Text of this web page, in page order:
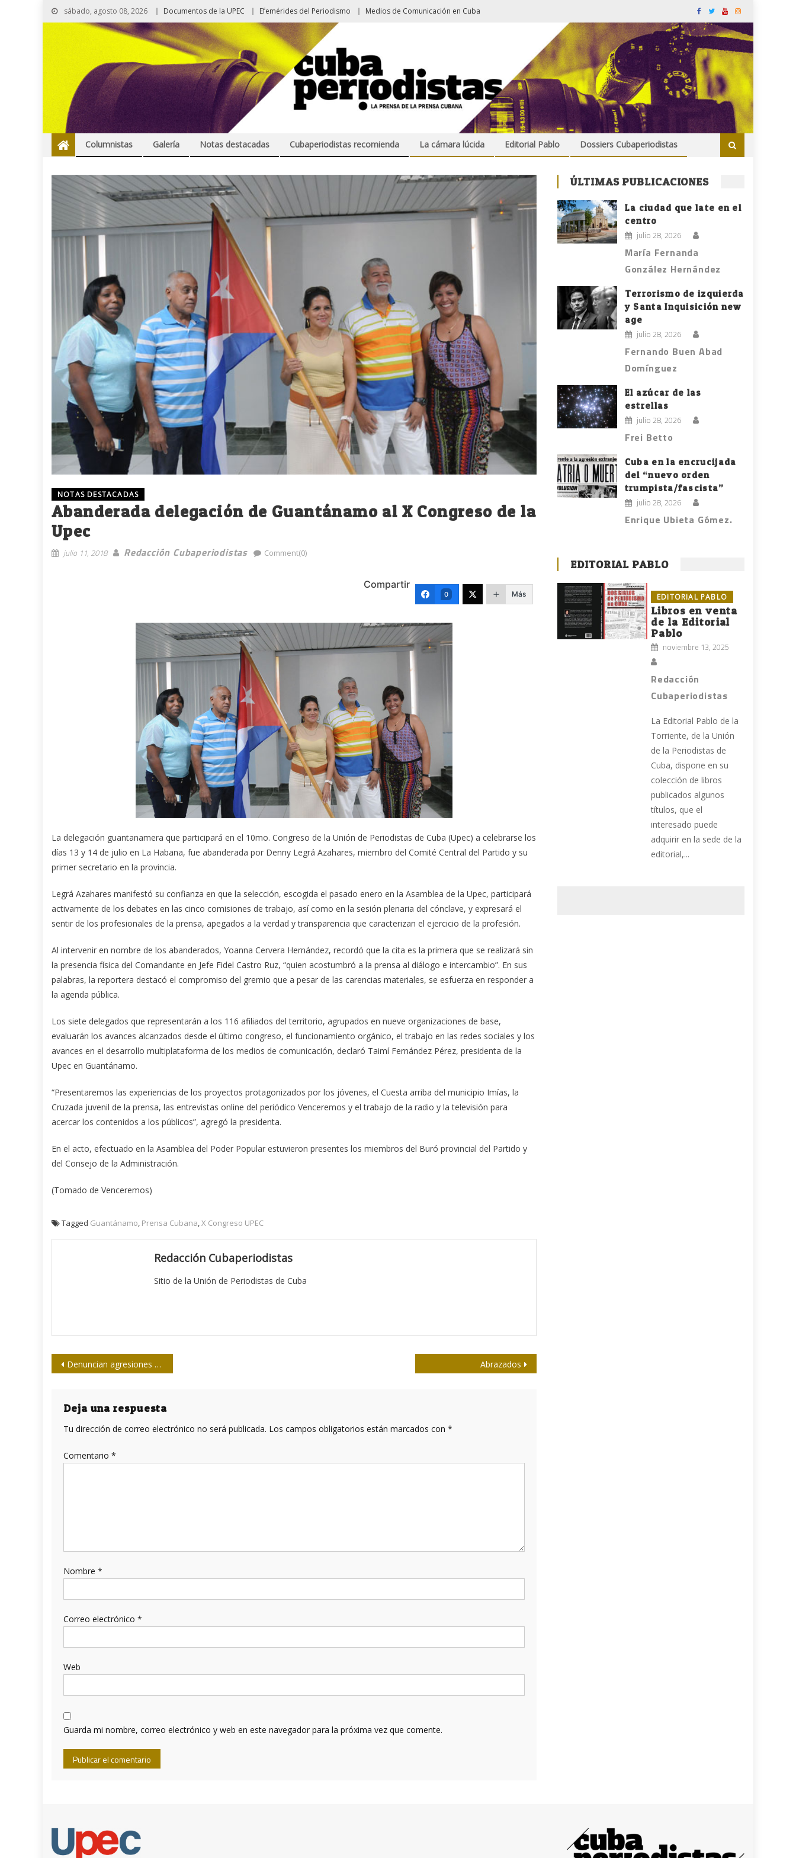
sábado, agosto 08, 2026 Documentos de la UPEC Efemérides del Periodismo Medios de Comunicación en Cuba
Columnistas Galería Notas destacadas Cubaperiodistas recomienda La cámara lúcida Editorial Pablo Dossiers Cubaperiodistas
NOTAS DESTACADAS
Abanderada delegación de Guantánamo al X Congreso de la
Upec
julio 11, 2018 Redacción Cubaperiodistas Comment(0)
Compartir
0 Más
La delegación guantanamera que participará en el 10mo. Congreso de la Unión de Periodistas de Cuba (Upec) a celebrarse los
días 13 y 14 de julio en La Habana, fue abanderada por Denny Legrá Azahares, miembro del Comité Central del Partido y su
primer secretario en la provincia.
Legrá Azahares manifestó su confianza en que la selección, escogida el pasado enero en la Asamblea de la Upec, participará
activamente de los debates en las cinco comisiones de trabajo, así como en la sesión plenaria del cónclave, y expresará el
sentir de los profesionales de la prensa, apegados a la verdad y transparencia que caracterizan el ejercicio de la profesión.
Al intervenir en nombre de los abanderados, Yoanna Cervera Hernández, recordó que la cita es la primera que se realizará sin
la presencia física del Comandante en Jefe Fidel Castro Ruz, “quien acostumbró a la prensa al diálogo e intercambio”. En sus
palabras, la reportera destacó el compromiso del gremio que a pesar de las carencias materiales, se esfuerza en responder a
la agenda pública.
Los siete delegados que representarán a los 116 afiliados del territorio, agrupados en nueve organizaciones de base,
evaluarán los avances alcanzados desde el último congreso, el funcionamiento orgánico, el trabajo en las redes sociales y los
avances en el desarrollo multiplataforma de los medios de comunicación, declaró Taimí Fernández Pérez, presidenta de la
Upec en Guantánamo.
“Presentaremos las experiencias de los proyectos protagonizados por los jóvenes, el Cuesta arriba del municipio Imías, la
Cruzada juvenil de la prensa, las entrevistas online del periódico Venceremos y el trabajo de la radio y la televisión para
acercar los contenidos a los públicos”, agregó la presidenta.
En el acto, efectuado en la Asamblea del Poder Popular estuvieron presentes los miembros del Buró provincial del Partido y
del Consejo de la Administración.
(Tomado de Venceremos)
Tagged Guantánamo, Prensa Cubana,X Congreso UPEC
Redacción Cubaperiodistas
Sitio de la Unión de Periodistas de Cuba
Navegación
entradas
Denuncian agresiones periodistas mexicanos Abrazados
Deja una respuesta
Tu dirección de correo electrónico no será publicada. Los campos obligatorios están marcados con *
Comentario *
Nombre *
Correo electrónico *
Web
Guarda mi nombre, correo electrónico y web en este navegador para la próxima vez que comente.
ÚLTIMAS PUBLICACIONES
La ciudad que late en el
centro
julio 28, 2026
María Fernanda
González Hernández
Terrorismo de izquierda
y Santa Inquisición new
age
julio 28, 2026
Fernando Buen Abad
Domínguez
El azúcar de las
estrellas
julio 28, 2026
Frei Betto
Cuba en la encrucijada
del “nuevo orden
trumpista/fascista”
julio 28, 2026
Enrique Ubieta Gómez.
EDITORIAL PABLO
EDITORIAL PABLO
Libros en venta
de la Editorial
Pablo
noviembre 13, 2025
Redacción
Cubaperiodistas
La Editorial Pablo de la
Torriente, de la Unión
de la Periodistas de
Cuba, dispone en su
colección de libros
publicados algunos
títulos, que el
interesado puede
adquirir en la sede de la
editorial,...